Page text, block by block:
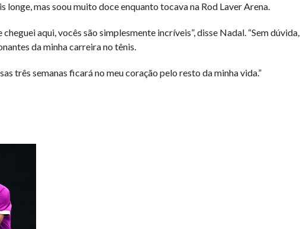
longe, mas soou muito doce enquanto tocava na Rod Laver Arena.
aqui, vocês são simplesmente incríveis”, disse Nadal. “Sem dúvida,
da minha carreira no tênis.
três semanas ficará no meu coração pelo resto da minha vida.”